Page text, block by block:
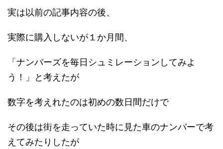
実は以前の記事内容の後、
実際に購入しないが１か月間、
「ナンバーズを毎日シュミレーションしてみよ
う！」と考えたが
数字を考えれたのは初めの数日間だけで
その後は街を走っていた時に見た車のナンバーで考
えてみたりしたが